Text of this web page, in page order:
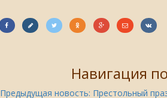
Навигация
Предыдущая новость: Престольный